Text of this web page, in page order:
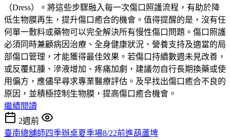
（Dress）。將這些步驟融入每一次傷口照護流程，有助於降
低生物膜再生，提升傷口癒合的機會。值得提醒的是，沒有任
何單一敷料或藥物可以完全解決所有慢性傷口問題。傷口照護
必須同時兼顧病因治療、全身健康狀況、營養支持及適當的局
部傷口管理，才能獲得最佳效果。若傷口持續數週未見改善，
或反覆紅腫、滲液增加、疼痛加劇，建議勿自行長期換藥或使
用偏方，應儘早尋求專業醫療評估。及早找出傷口癒合不良的
原因，並積極控制生物膜，提高傷口癒合機會。
繼續閱讀
2週前
臺南總舖師四季辦桌夏季場8/22前進葫蘆埤